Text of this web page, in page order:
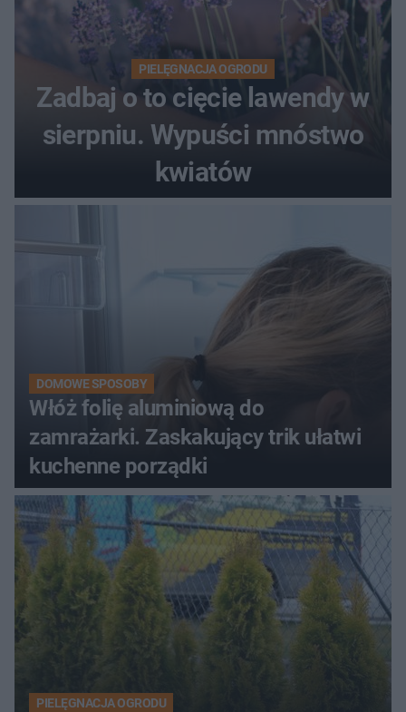
PIELĘGNACJA OGRODU
Zadbaj o to cięcie lawendy w
sierpniu. Wypuści mnóstwo
kwiatów
DOMOWE SPOSOBY
Włóż folię aluminiową do
zamrażarki. Zaskakujący trik ułatwi
kuchenne porządki
PIELĘGNACJA OGRODU